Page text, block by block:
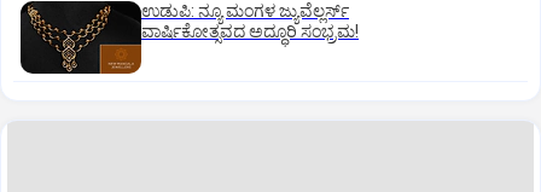
ಉಡುಪಿ: ನ್ಯೂ ಮಂಗಳ ಜ್ಯುವೆಲ್ಲರ್ಸ್
ವಾರ್ಷಿಕೋತ್ಸವದ ಅದ್ಧೂರಿ ಸಂಭ್ರಮ!